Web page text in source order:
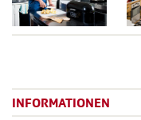
INFORMATIONEN